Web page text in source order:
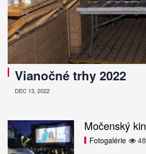
Vianočné trhy 2022
DEC 13, 2022
Močenský
Fotogalérie